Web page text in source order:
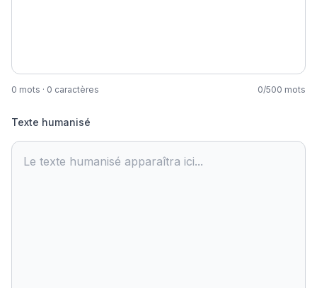
0 mots · 0 caractères 0/500 mots
Texte humanisé
Le texte humanisé apparaîtra ici...